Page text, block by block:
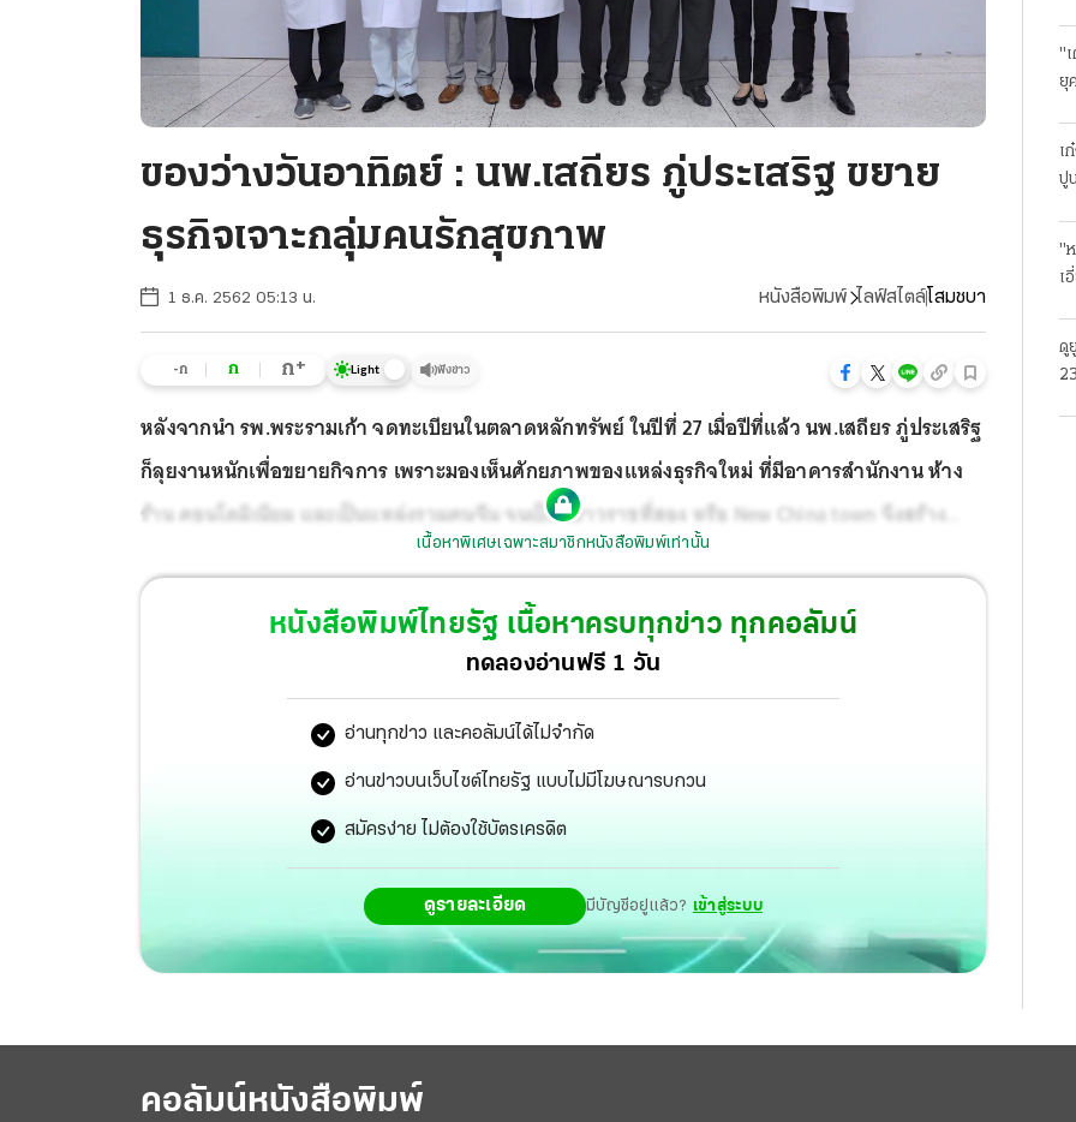
ของว่างวันอาทิตย์ : นพ.เสถียร ภู่ประเสริฐ ขยาย
ธุรกิจเจาะกลุ่มคนรักสุขภาพ
1 ธ.ค. 2562 05:13 น. หนังสือพิมพ์ ไลฟ์สไตล์โสมชบา
-ก ก ก+ Light ฟังข่าว
หลังจากนำ รพ.พระรามเก้า จดทะเบียนในตลาดหลักทรัพย์ ในปีที่ 27 เมื่อปีที่แล้ว นพ.เสถียร ภู่ประเสริฐ
ก็ลุยงานหนักเพื่อขยายกิจการ เพราะมองเห็นศักยภาพของแหล่งธุรกิจใหม่ ที่มีอาคารสำนักงาน ห้าง
ร้าน คอนโดมิเนียม และเป็นแหล่งรวมคนจีน จนเป็น เยาวราชที่สอง หรือ New China town จึงสร้าง
อาคารใหม่ ในพื้นที่กว่า 3 ไร่ เพื่อรองรับกลุ่มลูกค้าใหม่ ซึ่งเป็นคนรุ่นใหม่ที่ใส่ใจดูแลสุขภาพก่อนจะเจ็บ
ป่วย
เนื้อหาพิเศษเฉพาะสมาชิกหนังสือพิมพ์เท่านั้น
หนังสือพิมพ์ไทยรัฐ เนื้อหาครบทุกข่าว ทุกคอลัมน์
ทดลองอ่านฟรี 1 วัน
อ่านทุกข่าว และคอลัมน์ได้ไม่จำกัด
อ่านข่าวบนเว็บไซต์ไทยรัฐ แบบไม่มีโฆษณารบกวน
สมัครง่าย ไม่ต้องใช้บัตรเครดิต
ดูรายละเอียด มีบัญชีอยู่แล้ว? เข้าสู่ระบบ
"
ยุ
เ
ปู
"
เ
ดู
คอลัมน์หนังสือพิมพ์